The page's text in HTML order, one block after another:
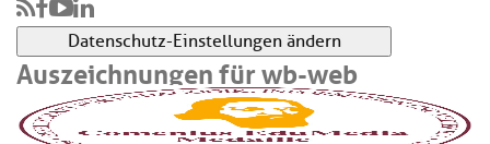
Datenschutz-Einstellungen ändern
Auszeichnungen für wb-web